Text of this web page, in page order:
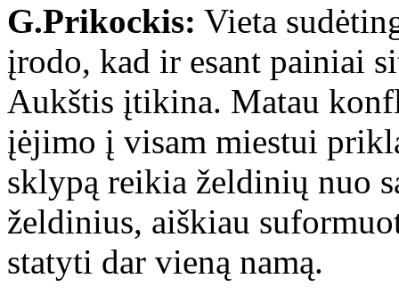
G.Prikockis: Vieta
įrodo, kad ir esant painiai
Aukštis įtikina. Matau
įėjimo į visam miestui
sklypą reikia želdinių nuo
želdinius, aiškiau
statyti dar vieną namą.